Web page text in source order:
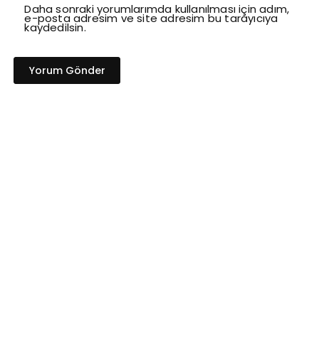
Daha sonraki yorumlarımda kullanılması için adım,
e-posta adresim ve site adresim bu tarayıcıya
kaydedilsin.